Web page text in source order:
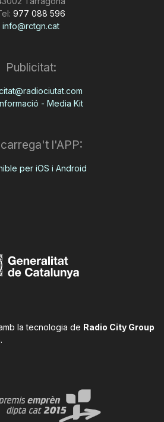
977 088 596
info@rctgn.cat
Publicitat:
- Media Kit
l'APP:
per iOS i Android
la tecnologia de Radio City Group
.